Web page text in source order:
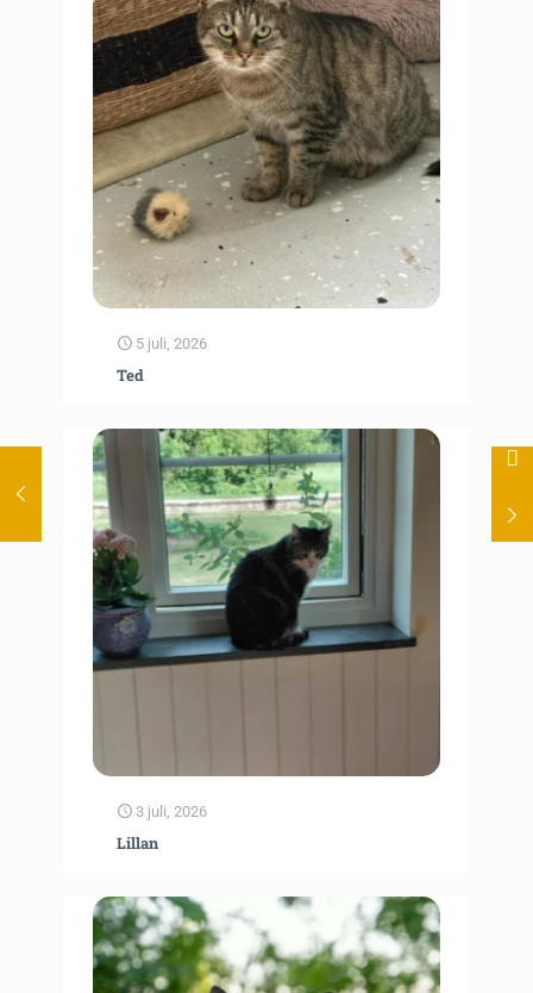
5 juli, 2026
Ted
3 juli, 2026
Lillan